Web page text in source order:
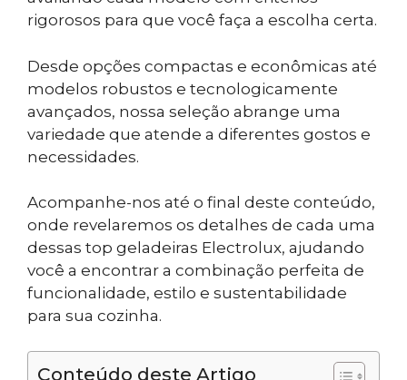
rigorosos para que você faça a escolha certa.
Desde opções compactas e econômicas até
modelos robustos e tecnologicamente
avançados, nossa seleção abrange uma
variedade que atende a diferentes gostos e
necessidades.
Acompanhe-nos até o final deste conteúdo,
onde revelaremos os detalhes de cada uma
dessas top geladeiras Electrolux, ajudando
você a encontrar a combinação perfeita de
funcionalidade, estilo e sustentabilidade
para sua cozinha.
Conteúdo deste Artigo